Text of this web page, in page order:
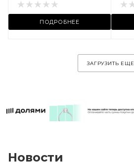
ПОДРОБНЕЕ
ул. Пушкинская, 11А
ЗАГРУЗИТЬ ЕЩЕ
Новости